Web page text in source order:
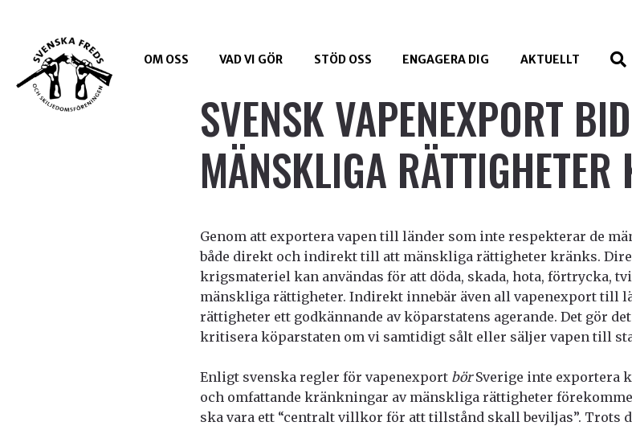
OM OSS VAD VI GÖR STÖD OSS ENGAGERA DIG AKTUELLT
SVENSK VAPENEXPORT
MÄNSKLIGA RÄTTIGHETER
Genom att exportera vapen till länder som inte respekterar de
både direkt och indirekt till att mänskliga rättigheter kränks.
krigsmateriel kan användas för att döda, skada, hota, förtrycka,
mänskliga rättigheter. Indirekt innebär även all vapenexport till
rättigheter ett godkännande av köparstatens agerande. Det gör
kritisera köparstaten om vi samtidigt sålt eller säljer vapen till
Enligt svenska regler för vapenexport börSverige inte exportera
och omfattande kränkningar av mänskliga rättigheter
ska vara ett “centralt villkor för att tillstånd skall beviljas”. Trots